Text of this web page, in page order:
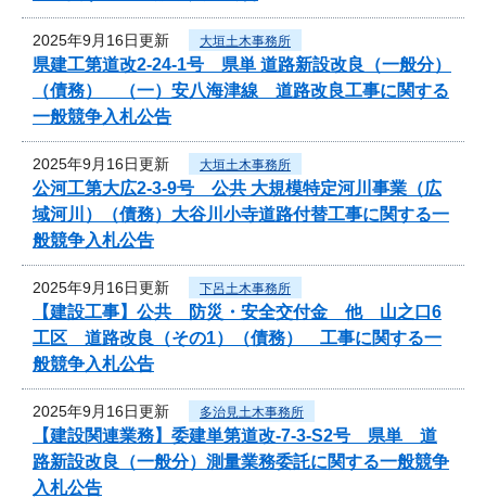
2025年9月16日更新 大垣土木事務所
県建工第道改2-24-1号 県単 道路新設改良（一般分）
（債務） （一）安八海津線 道路改良工事に関する
一般競争入札公告
2025年9月16日更新 大垣土木事務所
公河工第大広2-3-9号 公共 大規模特定河川事業（広
域河川）（債務）大谷川小寺道路付替工事に関する一
般競争入札公告
2025年9月16日更新 下呂土木事務所
【建設工事】公共 防災・安全交付金 他 山之口6
工区 道路改良（その1）（債務） 工事に関する一
般競争入札公告
2025年9月16日更新 多治見土木事務所
【建設関連業務】委建単第道改-7-3-S2号 県単 道
路新設改良（一般分）測量業務委託に関する一般競争
入札公告